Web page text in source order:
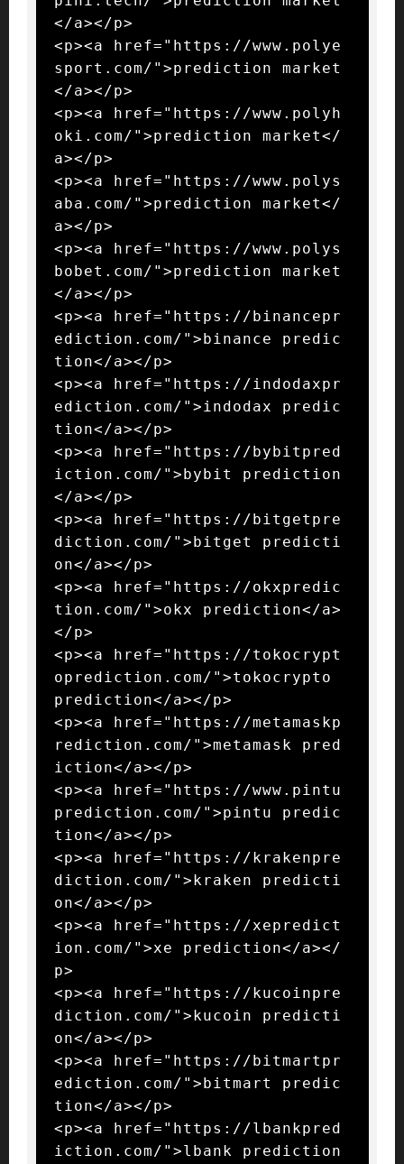
</a></p>
<p><a href="https://www.polye
sport.com/">prediction market
</a></p>
<p><a href="https://www.polyh
oki.com/">prediction market</
a></p>
<p><a href="https://www.polys
aba.com/">prediction market</
a></p>
<p><a href="https://www.polys
bobet.com/">prediction market
</a></p>
<p><a href="https://binancepr
ediction.com/">binance predic
tion</a></p>
<p><a href="https://indodaxpr
ediction.com/">indodax predic
tion</a></p>
<p><a href="https://bybitpred
iction.com/">bybit prediction
</a></p>
<p><a href="https://bitgetpre
diction.com/">bitget predicti
on</a></p>
<p><a href="https://okxpredic
tion.com/">okx prediction</a>
</p>
<p><a href="https://tokocrypt
oprediction.com/">tokocrypto
prediction</a></p>
<p><a href="https://metamaskp
rediction.com/">metamask pred
iction</a></p>
<p><a href="https://www.pintu
prediction.com/">pintu predic
tion</a></p>
<p><a href="https://krakenpre
diction.com/">kraken predicti
on</a></p>
<p><a href="https://xepredict
ion.com/">xe prediction</a></
p>
<p><a href="https://kucoinpre
diction.com/">kucoin predicti
on</a></p>
<p><a href="https://bitmartpr
ediction.com/">bitmart predic
tion</a></p>
<p><a href="https://lbankpred
iction.com/">lbank prediction